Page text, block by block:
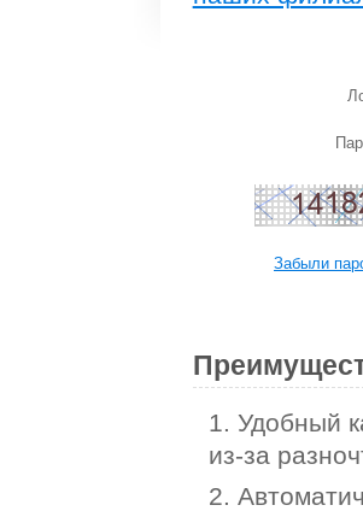
Забыли
1. Удобный
из-за
2.